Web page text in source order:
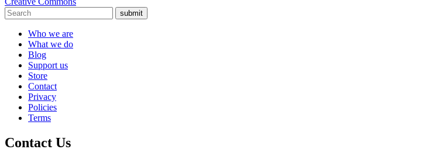
submit
Who we are
What we do
Blog
Support us
Store
Contact
Privacy
Policies
Terms
Contact Us